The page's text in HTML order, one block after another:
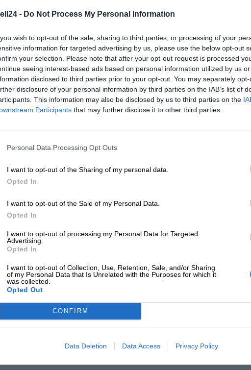
- Do Not Process My Personal Information
wish to opt-out of the sale, sharing to third parties, or processing of your
information for targeted advertising by us, please use the below opt-out
your selection. Please note that after your opt-out request is processed
seeing interest-based ads based on personal information utilized by us
disclosed to third parties prior to your opt-out. You may separately
disclosure of your personal information by third parties on the IAB’s list of
This information may also be disclosed by us to third parties on the
Participants that may further disclose it to other third parties.
Personal Data Processing Opt Outs
I want to opt-out of the Sharing of my personal data.
Opted In
I want to opt-out of the Sale of my Personal Data.
Opted In
I want to opt-out of processing my Personal Data for Targeted
Advertising.
Opted In
I want to opt-out of Collection, Use, Retention, Sale, and/or Sharing
of my Personal Data that Is Unrelated with the Purposes for which it
was collected.
Opted Out
CONFIRM
Data Deletion Data Access Privacy Policy
Rodzaj obudowy DIMM 288-pin
Szybkość 5600 MHz
Sprawdzenie intgralności
danych
Bez ECC
Charakterystyka Moduł Jednostronny, Intel
Architektura układów
X8
Kategoria koloru Czarny
Gwarancja producenta
Obsługa i wsparcie
Ograniczona gwarancja
produkcji/sprzedaży przez
Zaprojektowany dla
Deklarowana waga jest wagą minimalną i może różnić się w zależności od
produkcyjnym.
INFORMACJE